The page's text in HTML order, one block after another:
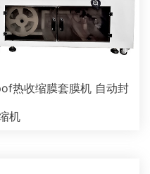
热收缩膜套膜机 自动封
机